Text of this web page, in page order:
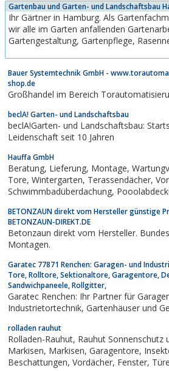
konstruierten
vielfältige, interessante Informationen...
Gartenbau und Garten- und Landschaftsbau
Ihr Gärtner in Hamburg. Als
wir alle im Garten anfallenden
Gartengestaltung, Gartenpflege, Rasenneuanlage,
Bereiche gestaltet werden sollen, wir bieten Ihnen
alles, was für einen schönen...
Bauer Systemtechnik GmbH -
shop.de
beclA! Garten- und Landschaftsbau
beclA!Garten- und Landschaftsbau:
Leidenschaft seit 10 Jahren
Hauffa GmbH
Beratung, Lieferung, Montage, Wartungvon Fenster, Türen,
Tore, Wintergarten, Terassendächer, Vordächer,
Schwimmbadüberdachung, Pooolabdeckungen,Whirlpool, Sauna,
BETONZAUN direkt vom Hersteller günstige
BETONZAUN-DIREKT.DE
Betonzaun direkt vom Hersteller.
Montagen.
Garatec 77871 Renchen: Garagen- und
Tore, Rolltore, Sektionaltore, Garagentore,
Sandwichpaneele, Rollgitter,
Garatec Renchen: Ihr Partner für
rolladen rauhut
Rolladen-Rauhut, Rauhut Sonnenschutz und Tore, Rollladen,
Markisen, Markisen, Garagentore, Insektenschutz,
Beschattungen, Vordächer,